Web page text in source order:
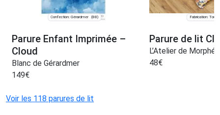
Confection: Gérardmer (88)
Parure Enfant Imprimée –
Cloud
Blanc de Gérardmer
149€
Fabrication:
Parure de lit
L’Atelier de Morphée
48€
Voir les 118 parures de lit